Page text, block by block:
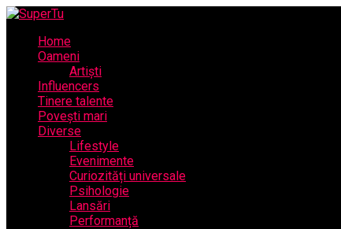
Home
Oameni
Artiști
Influencers
Tinere talente
Povești mari
Diverse
Lifestyle
Evenimente
Curiozități universale
Psihologie
Lansări
Performanță